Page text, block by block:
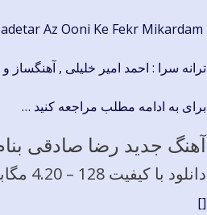
ترانه سرا : احمد امیر خلیلی , آهنگساز
برای به ادامه مطلب مراجعه کنید …
آهنگ جدید رضا صادقی
دانلود با کیفیت 128 – 4.20 مگابایت
[]